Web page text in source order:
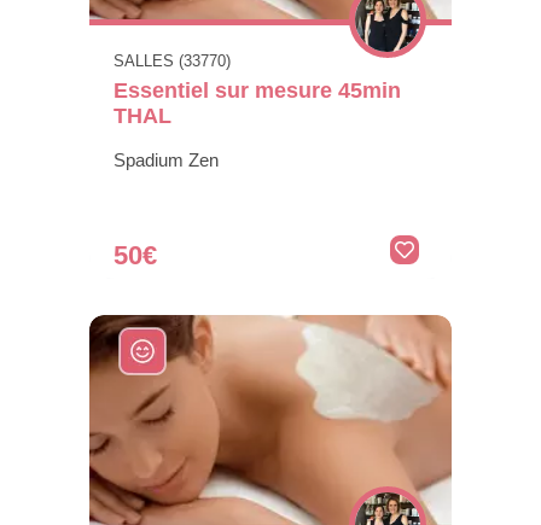
SALLES (33770)
Essentiel sur mesure 45min
THAL
Spadium Zen
50€